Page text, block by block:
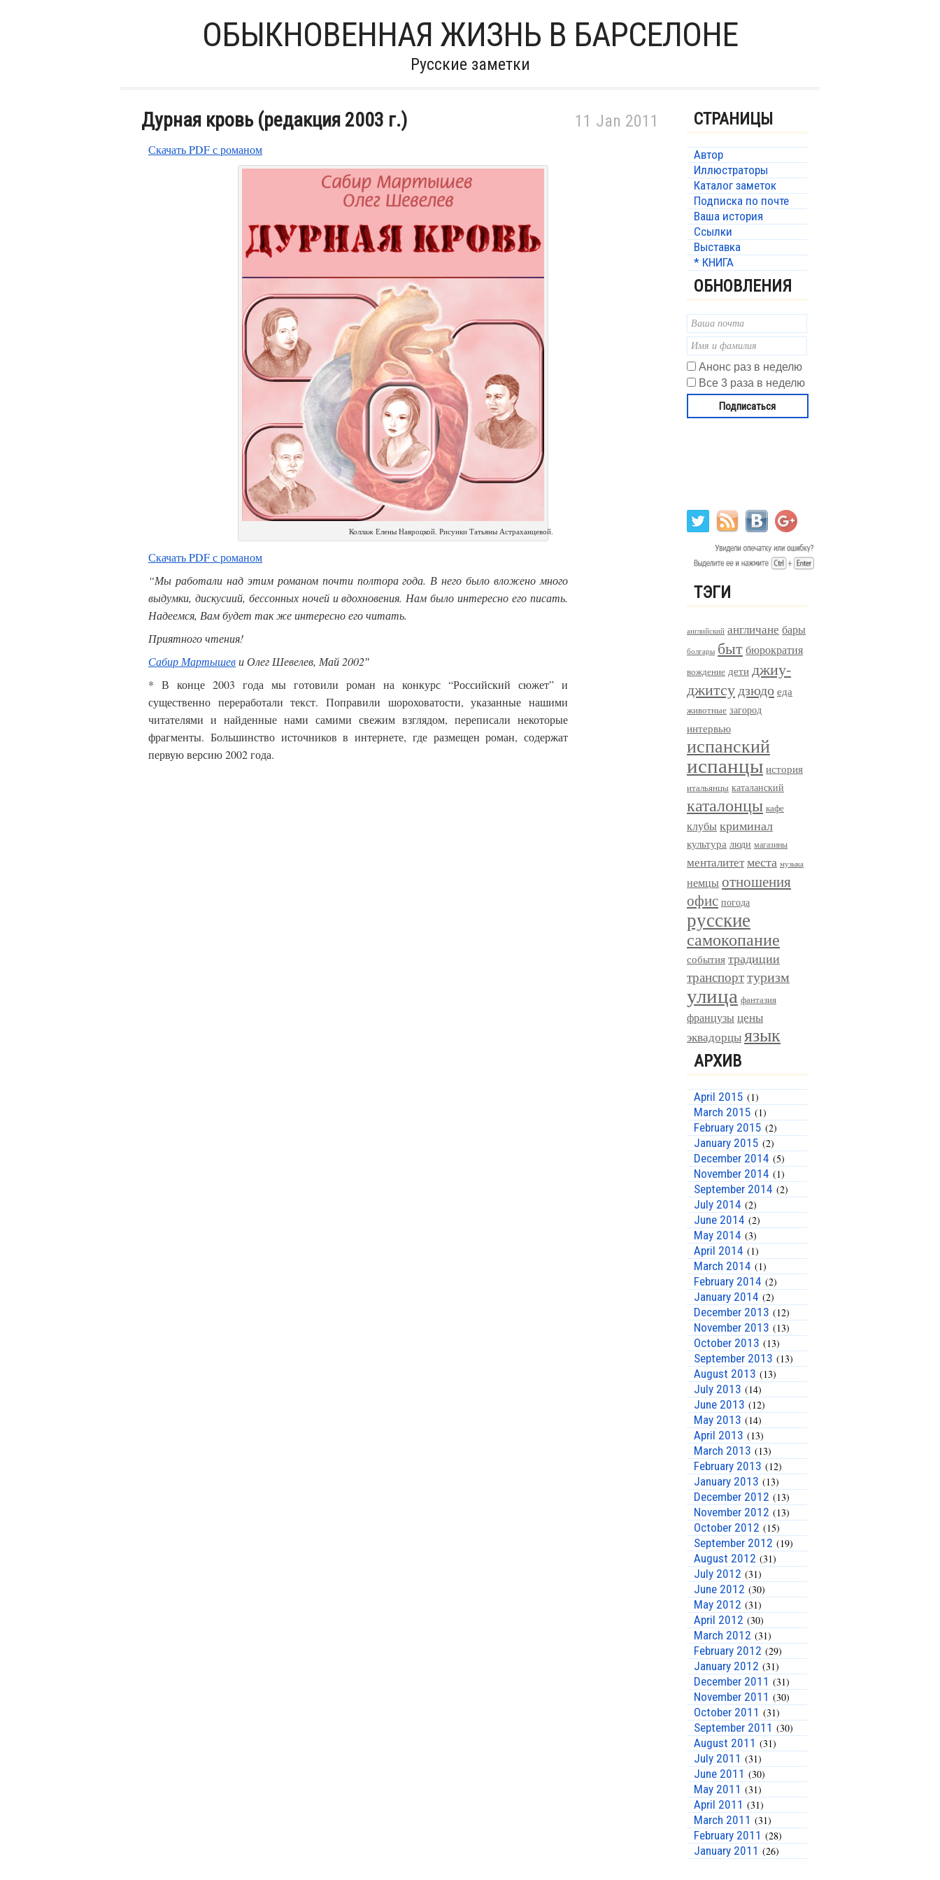
ОБЫКНОВЕННАЯ ЖИЗНЬ В БАРСЕЛОНЕ
Русские заметки
Дурная кровь (редакция 2003 г.) 11 Jan 2011
Скачать PDF с романом
Коллаж Елены Навроцкой. Рисунки Татьяны Астраханцевой.
Скачать PDF с романом
“Мы работали над этим романом почти полтора года. В него было вложено много
выдумки, дискусиий, бессонных ночей и вдохновения. Нам было интересно его писать.
Надеемся, Вам будет так же интересно его читать.
Приятного чтения!
Сабир Мартышеви Олег Шевелев, Май 2002″
* В конце 2003 года мы готовили роман на конкурс “Российский сюжет” и
существенно переработали текст. Поправили шороховатости, указанные нашими
читателями и найденные нами самими свежим взглядом, переписали некоторые
фрагменты. Большинство источников в интернете, где размещен роман, содержат
первую версию 2002 года.
СТРАНИЦЫ
Автор
Иллюстраторы
Каталог заметок
Подписка по почте
Ваша история
Ссылки
Выставка
* КНИГА
ОБНОВЛЕНИЯ
Анонс раз в неделю
Все 3 раза в неделю
ТЭГИ
английский англичане бары
болгары бытбюрократия
вождение дети джиу-
джитсудзюдо еда
животные загород
интервью
испанский
испанцы история
итальянцы каталанский
каталонцы кафе
клубы криминал
культура люди магазины
менталитетместа музыка
немцы отношения
офис погода
русские
самокопание
события традиции
транспорттуризм
улица фантазия
французы цены
эквадорцыязык
АРХИВ
April 2015 (1)
March 2015 (1)
February 2015 (2)
January 2015 (2)
December 2014 (5)
November 2014 (1)
September 2014 (2)
July 2014 (2)
June 2014 (2)
May 2014 (3)
April 2014 (1)
March 2014 (1)
February 2014 (2)
January 2014 (2)
December 2013 (12)
November 2013 (13)
October 2013 (13)
September 2013 (13)
August 2013 (13)
July 2013 (14)
June 2013 (12)
May 2013 (14)
April 2013 (13)
March 2013 (13)
February 2013 (12)
January 2013 (13)
December 2012 (13)
November 2012 (13)
October 2012 (15)
September 2012 (19)
August 2012 (31)
July 2012 (31)
June 2012 (30)
May 2012 (31)
April 2012 (30)
March 2012 (31)
February 2012 (29)
January 2012 (31)
December 2011 (31)
November 2011 (30)
October 2011 (31)
September 2011 (30)
August 2011 (31)
July 2011 (31)
June 2011 (30)
May 2011 (31)
April 2011 (31)
March 2011 (31)
February 2011 (28)
January 2011 (26)